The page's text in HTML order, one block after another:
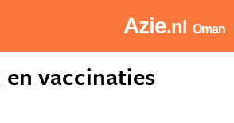
Azie.nl Oman
vaccinaties